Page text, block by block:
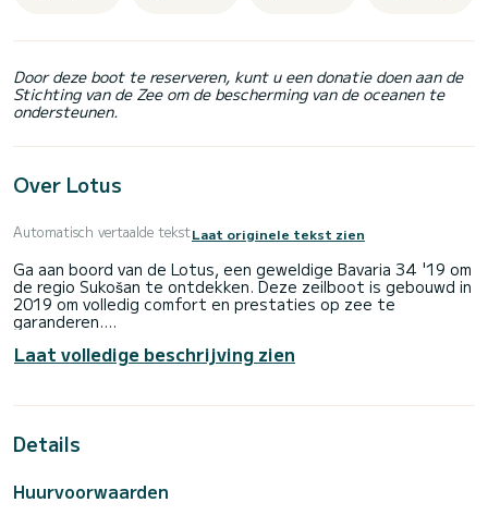
Door deze boot te reserveren, kunt u een donatie doen aan de
Stichting van de Zee om de bescherming van de oceanen te
ondersteunen.
Over Lotus
Automatisch vertaalde tekstLaat originele tekst zien
Ga aan boord van de Lotus, een geweldige Bavaria 34 '19 om
de regio Sukošan te ontdekken. Deze zeilboot is gebouwd in
2019 om volledig comfort en prestaties op zee te
garanderen.
De boot heeft 3 volledig uitgeruste hut(ten) en een
capaciteit van 8 personen. Met een totale lengte van 10
vakantie op het water door te brengen in de omgeving van
Deze boot is uitgerust met een Furling grootzeil en een
Laat volledige beschrijving zien
Details
Huurvoorwaarden